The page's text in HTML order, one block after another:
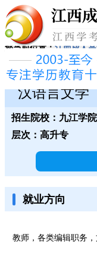
您当前位置： 江西成人
九江学院
汉语言文学
招生院校：九江学院
层次：高升专
就业方向
教师，各类编辑职务